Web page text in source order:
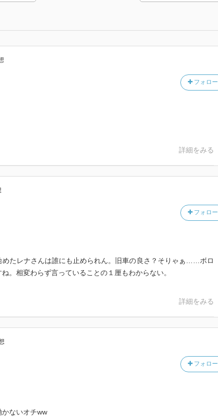
フォロー
詳細をみる
フォロー
めたレナさんは誰にも止められん。旧車の良さ？そりゃぁ……ボロ
。相変わらず言っていることの１厘もわからない。
詳細をみる
フォロー
ないオチww